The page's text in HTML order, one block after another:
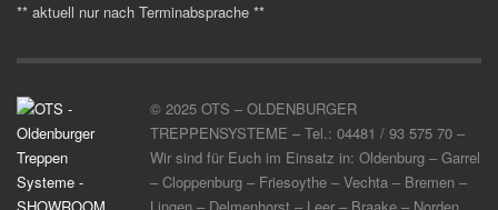
** aktuell nur nach Terminabsprache **
© 2025 OTS – OLDENBURGER
TREPPENSYSTEME – Tel.: 04481 / 93 575 70 –
Wir sind für Euch im Einsatz in: Oldenburg – Garrel
– Cloppenburg – Friesoythe – Vechta – Bremen –